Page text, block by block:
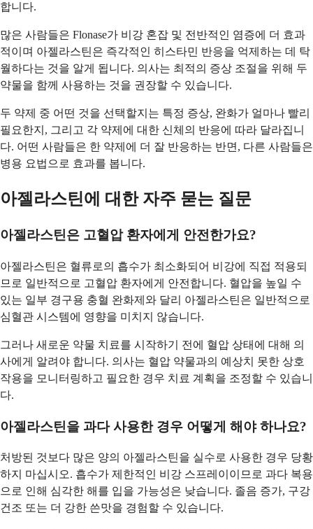
합니다.
많은 사람들은 Flonase가 비강 혼잡 및 전반적인 염증에 더 효과
적이며 아젤라스틴은 즉각적인 히스타민 반응을 억제하는 데 탁
월하다는 것을 알게 됩니다. 의사는 최적의 증상 조절을 위해 두
약물을 함께 사용하는 것을 권장할 수 있습니다.
두 약제 중 어떤 것을 선택할지는 특정 증상, 완화가 얼마나 빨리
필요한지, 그리고 각 약제에 대한 신체의 반응에 따라 달라집니
다. 어떤 사람들은 한 약제에 더 잘 반응하는 반면, 다른 사람들은
병용 요법으로 효과를 봅니다.
아젤라스틴에 대한 자주 묻는 질문
아젤라스틴은 고혈압 환자에게 안전한가요?
아젤라스틴은 혈류로의 흡수가 최소화되어 비강에 직접 적용되
므로 일반적으로 고혈압 환자에게 안전합니다. 혈압을 높일 수
있는 일부 경구용 충혈 완화제와 달리 아젤라스틴은 일반적으로
심혈관 시스템에 영향을 미치지 않습니다.
그러나 새로운 약물 치료를 시작하기 전에 혈압 상태에 대해 의
사에게 알려야 합니다. 의사는 혈압 약물과의 예상치 못한 상호
작용을 모니터링하고 필요한 경우 치료 계획을 조정할 수 있습니
다.
아젤라스틴을 과다 사용한 경우 어떻게 해야 하나요?
처방된 것보다 많은 양의 아젤라스틴을 실수로 사용한 경우 당황
하지 마십시오. 흡수가 제한적인 비강 스프레이이므로 과다 복용
으로 인해 심각한 해를 입을 가능성은 낮습니다. 졸음 증가, 구강
건조 또는 더 강한 쓴맛을 경험할 수 있습니다.